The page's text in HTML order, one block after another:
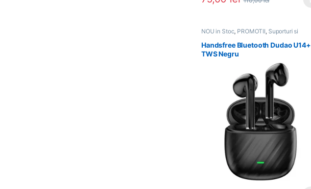
NOU in Stoc, PROMOTII, Suporturi si
Handsfree Bluetooth Dudao U14+
TWS Negru